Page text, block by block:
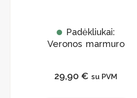
Padėkliukai:
Veronos marmuro
29,90 € su PVM